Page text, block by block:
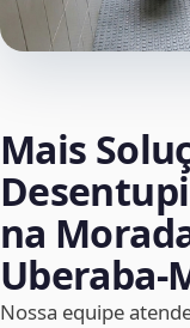
Mais
na
Nossa equipe